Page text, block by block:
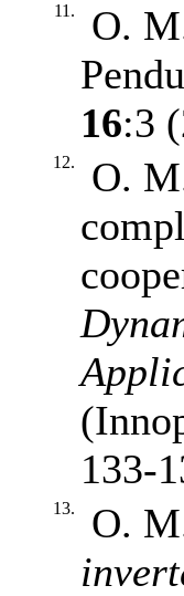
11.
O.
16:3
12.
O.
133-
13. O.